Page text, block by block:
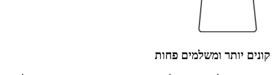
קונים יותר ומשלמים פחות